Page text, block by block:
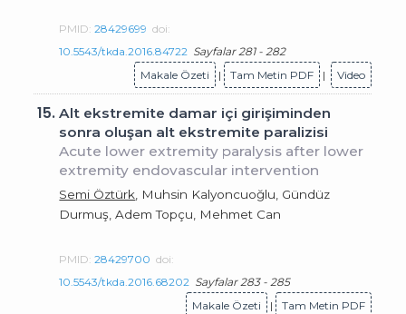
PMID:28429699 doi:
10.5543/tkda.2016.84722 Sayfalar 281 - 282
Makale Özeti
| Tam Metin PDF | Video
15.Alt ekstremite damar içi girişiminden
sonra oluşan alt ekstremite paralizisi
Acute lower extremity paralysis after lower
extremity endovascular intervention
Semi Öztürk , Muhsin Kalyoncuoğlu, Gündüz
Durmuş, Adem Topçu, Mehmet Can
PMID:28429700 doi:
10.5543/tkda.2016.68202 Sayfalar 283 - 285
Makale Özeti
| Tam Metin PDF